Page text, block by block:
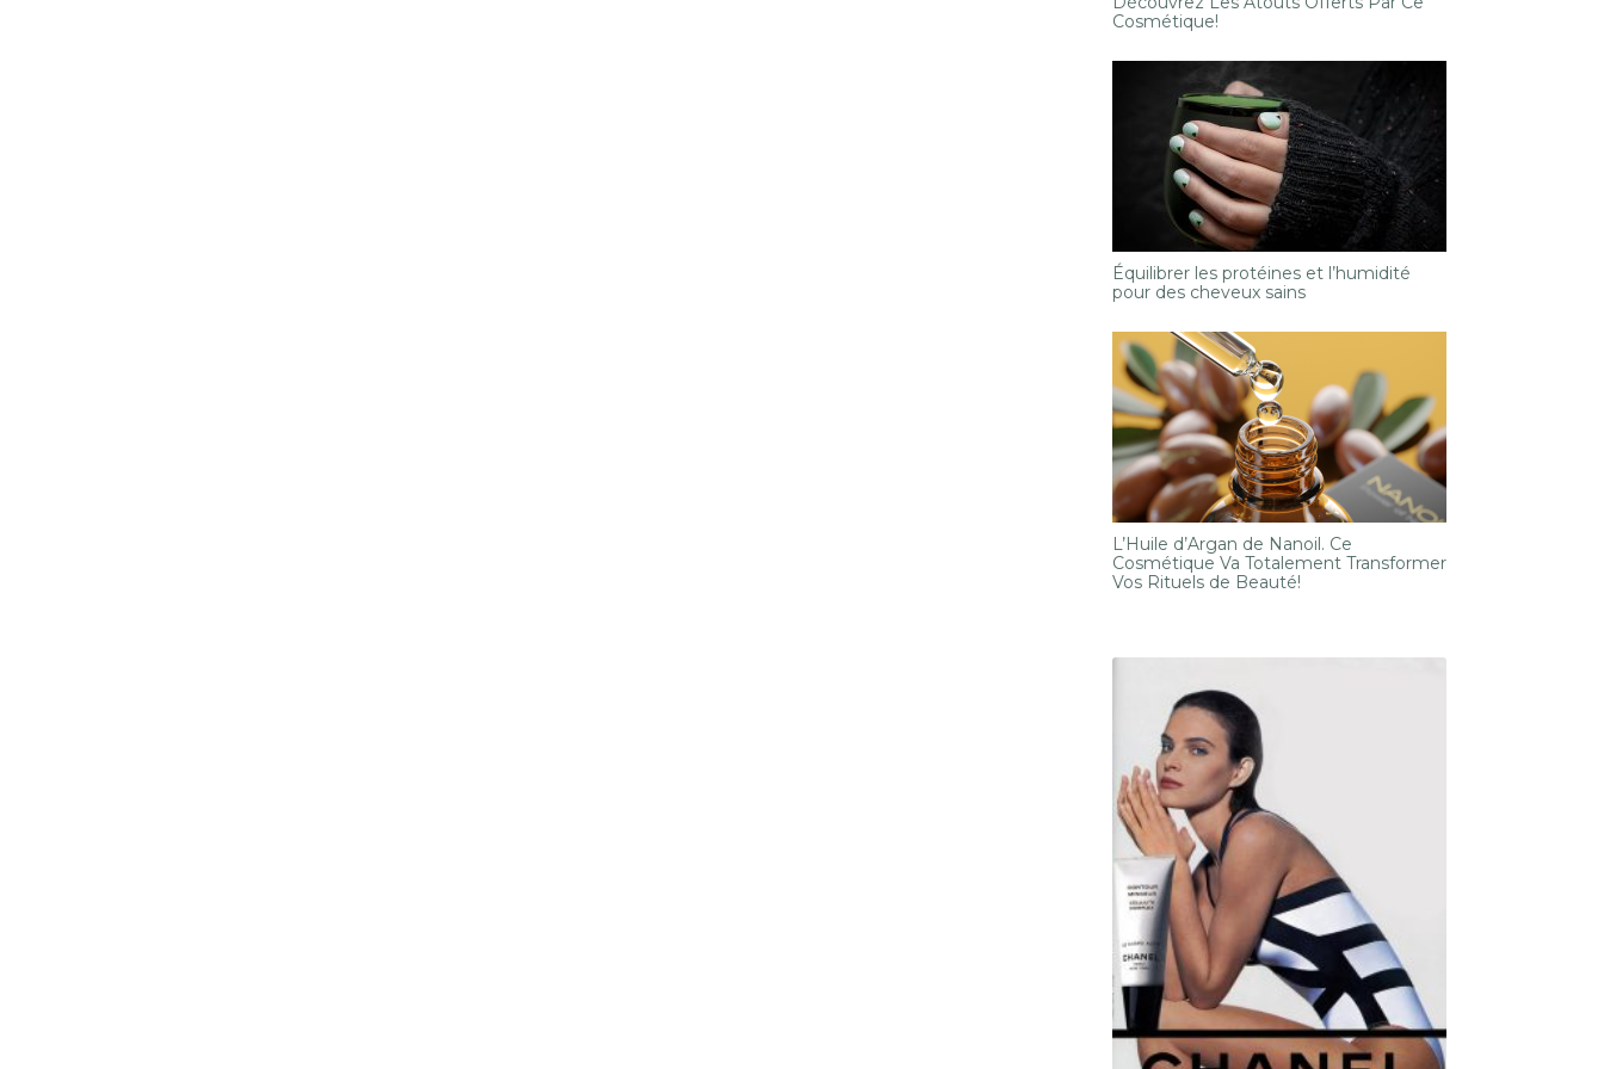
Cosmétique!
Équilibrer les protéines et l’humidité
pour des cheveux sains
L’Huile d’Argan de Nanoil. Ce
Cosmétique Va Totalement Transformer
Vos Rituels de Beauté!